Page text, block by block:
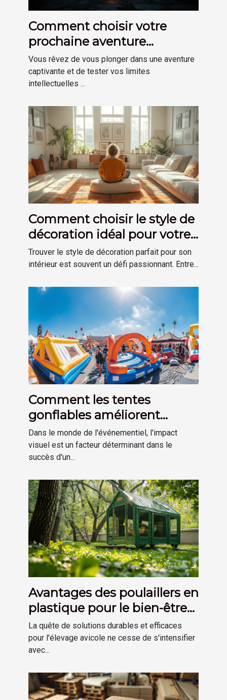
Comment choisir votre
prochaine aventure
d'escape game immersive
Vous rêvez de vous plonger dans une aventure
captivante et de tester vos limites
intellectuelles ...
Comment choisir le style de
décoration idéal pour votre
maison
Trouver le style de décoration parfait pour son
intérieur est souvent un défi passionnant. Entre...
Comment les tentes
gonflables améliorent
l'impact visuel des
événements
Dans le monde de l'événementiel, l'impact
visuel est un facteur déterminant dans le
succès d'un...
Avantages des poulaillers en
plastique pour le bien-être
des poules
La quête de solutions durables et efficaces
pour l'élevage avicole ne cesse de s'intensifier
avec...